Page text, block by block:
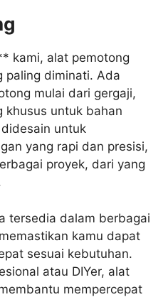
kami, alat pemotong
paling diminati. Ada
mulai dari gergaji,
khusus untuk bahan
untuk
yang rapi dan presisi,
proyek, dari yang
tersedia dalam berbagai
kamu dapat
sesuai kebutuhan.
atau DIYer, alat
mempercepat